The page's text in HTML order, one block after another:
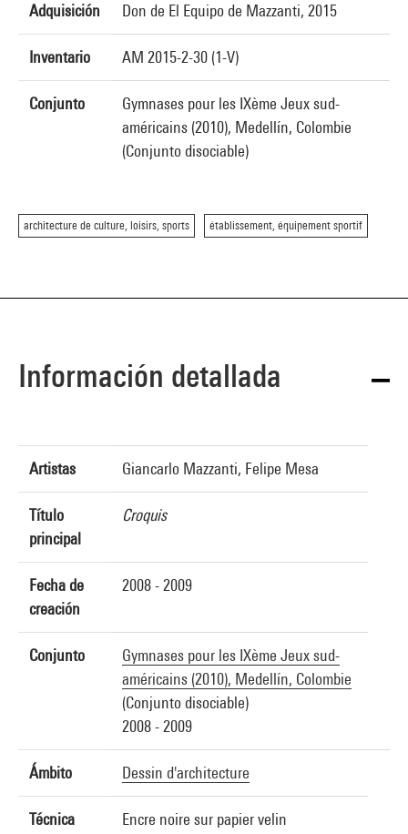
Adquisición Don de El Equipo de Mazzanti, 2015
Inventario AM 2015-2-30 (1-V)
Conjunto
Gymnases pour les IXème Jeux sud-
américains (2010), Medellín, Colombie
(Conjunto disociable)
architecture de culture, loisirs, sports établissement, équipement sportif
Información detallada
Artistas Giancarlo Mazzanti, Felipe Mesa
Título
principal
Croquis
Fecha de
creación
2008 - 2009
Conjunto
Gymnases pour les IXème Jeux sud-
américains (2010), Medellín, Colombie
(Conjunto disociable)
2008 - 2009
Ámbito Dessin d'architecture
Técnica Encre noire sur papier velin